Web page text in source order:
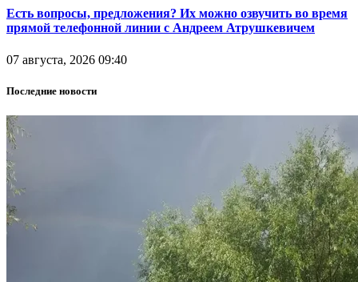
Есть вопросы, предложения? Их можно озвучить во время
прямой телефонной линии с Андреем Атрушкевичем
07 августа, 2026 09:40
Последние новости